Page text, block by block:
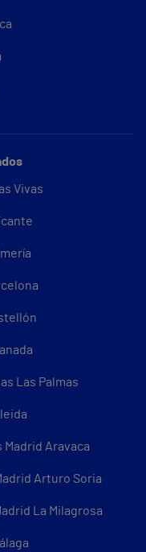
Vivas
Las Palmas
Aravaca
Arturo Soria
La Milagrosa